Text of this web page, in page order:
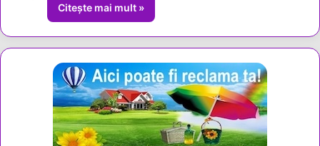
Citește mai mult »